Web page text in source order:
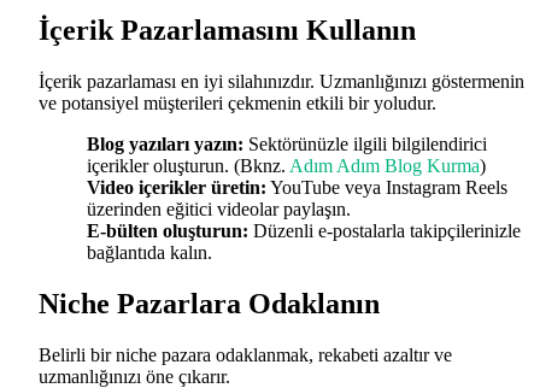
İçerik Pazarlamasını Kullanın
İçerik pazarlaması en iyi silahınızdır. Uzmanlığınızı göstermenin
ve potansiyel müşterileri çekmenin etkili bir yoludur.
Blog yazıları yazın: Sektörünüzle ilgili bilgilendirici
içerikler oluşturun. (Bknz. Adım Adım Blog Kurma)
Video içerikler üretin: YouTube veya Instagram Reels
üzerinden eğitici videolar paylaşın.
E-bülten oluşturun: Düzenli e-postalarla takipçilerinizle
bağlantıda kalın.
Niche Pazarlara Odaklanın
Belirli bir niche pazara odaklanmak, rekabeti azaltır ve
uzmanlığınızı öne çıkarır.